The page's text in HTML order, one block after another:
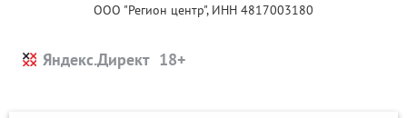
ООО "Регион центр", ИНН 4817003180
Яндекс.Директ